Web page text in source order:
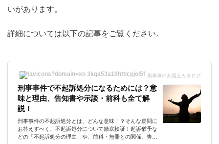
いがあります。
詳細については以下の記事をご覧ください。
刑事事件弁護士カタログ
刑事事件で不起訴処分になるためには？意
味と理由、告知書や示談・前科も全て解
説！
刑事事件の不起訴処分とは、どんな意味！？そんな疑問に
お答えすべく、不起訴処分について徹底検証！起訴猶予な
どの「不起訴処分の理由」や、前科・無罪との関係、告知